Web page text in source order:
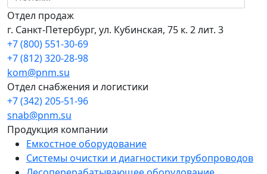
Отдел продаж
г. Санкт-Петербург, ул. Кубинская, 75 к. 2 лит. 3
+7 (800) 551-30-69
+7 (812) 320-28-98
kom@pnm.su
Отдел снабжения и логистики
+7 (342) 205-51-96
snab@pnm.su
Продукция компании
Емкостное оборудование
Системы очистки и диагностики трубопроводов